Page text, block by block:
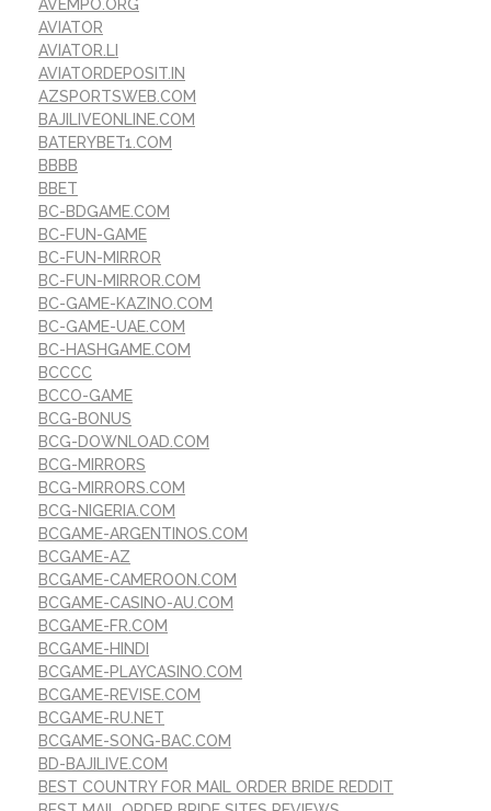
AVEMPO.ORG
AVIATOR
AVIATOR.LI
AVIATORDEPOSIT.IN
AZSPORTSWEB.COM
BAJILIVEONLINE.COM
BATERYBET1.COM
BBBB
BBET
BC-BDGAME.COM
BC-FUN-GAME
BC-FUN-MIRROR
BC-FUN-MIRROR.COM
BC-GAME-KAZINO.COM
BC-GAME-UAE.COM
BC-HASHGAME.COM
BCCCC
BCCO-GAME
BCG-BONUS
BCG-DOWNLOAD.COM
BCG-MIRRORS
BCG-MIRRORS.COM
BCG-NIGERIA.COM
BCGAME-ARGENTINOS.COM
BCGAME-AZ
BCGAME-CAMEROON.COM
BCGAME-CASINO-AU.COM
BCGAME-FR.COM
BCGAME-HINDI
BCGAME-PLAYCASINO.COM
BCGAME-REVISE.COM
BCGAME-RU.NET
BCGAME-SONG-BAC.COM
BD-BAJILIVE.COM
BEST COUNTRY FOR MAIL ORDER BRIDE REDDIT